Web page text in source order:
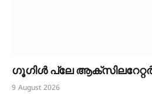
ഗൂഗിൾ പ്ലേ ആക്സിലറേറ്റർ
9 August 2026